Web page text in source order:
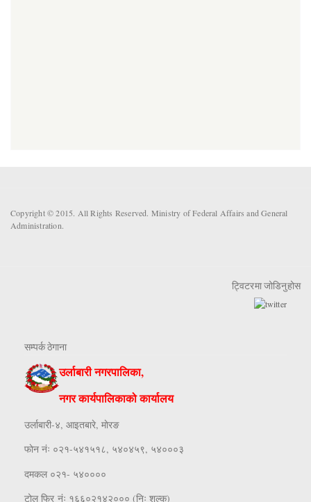
Copyright © 2015. All Rights Reserved. Ministry of Federal Affairs and General
Administration.
ट्विटरमा जोडिनुहोस
सम्पर्क ठेगाना
उर्लाबारी नगरपालिका,
नगर कार्यपालिकाको कार्यालय
उर्लाबारी-४, आइतबारे, माेरङ
फाेन नंः ०२१-५४१५१८, ५४०४५९, ५४०००३
दमकल ०२१- ५४००००
टोल फ्रि नंः १६६०२१४२००० (निः शुल्क)